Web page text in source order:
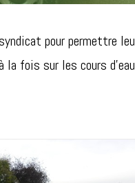
pour permettre
sur les cours